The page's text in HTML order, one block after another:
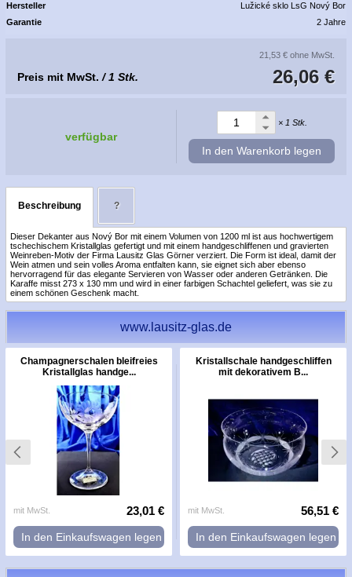
Hersteller
Lužické sklo LsG Nový Bor
Garantie
2 Jahre
21,53 € ohne MwSt.
26,06 €
Preis mit MwSt. / 1 Stk.
verfügbar
× 1 Stk.
In den Warenkorb legen
Beschreibung ?
Dieser Dekanter aus Nový Bor mit einem Volumen von 1200 ml ist aus hochwertigem
tschechischem Kristallglas gefertigt und mit einem handgeschliffenen und gravierten
Weinreben-Motiv der Firma Lausitz Glas Görner verziert. Die Form ist ideal, damit der
Wein atmen und sein volles Aroma entfalten kann, sie eignet sich aber ebenso
hervorragend für das elegante Servieren von Wasser oder anderen Getränken. Die
Karaffe misst 273 x 130 mm und wird in einer farbigen Schachtel geliefert, was sie zu
einem schönen Geschenk macht.
www.lausitz-glas.de
Champagnerschalen bleifreies
Kristallglas handge...
mit MwSt. 23,01 €
In den Einkaufswagen legen
Kristallschale handgeschliffen
mit dekorativem B...
mit MwSt. 56,51 €
In den Einkaufswagen legen